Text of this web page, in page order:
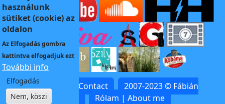
Kapcsolat | Contact
2007-2023 © Fábián
Rólam | About me
használunk
sütiket (cookie) az
oldalon
Az Elfogadásgombra
kattintva elfogadjuk ezt
További info
Elfogadás
Nem, köszi